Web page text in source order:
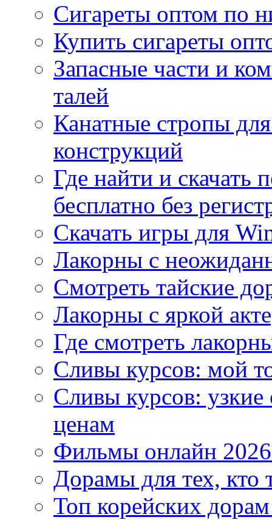
Сигареты оптом по
Купить сигареты
Запасные части и
талей
Канатные стропы
конструкций
Где найти и
бесплатно без
Скачать игры для
Лакорны с
Смотреть тайские
Лакорны с яркой
Где смотреть
Сливы курсов: мой
Сливы курсов:
ценам
Фильмы онлайн
Дорамы для тех, кто
Топ корейских